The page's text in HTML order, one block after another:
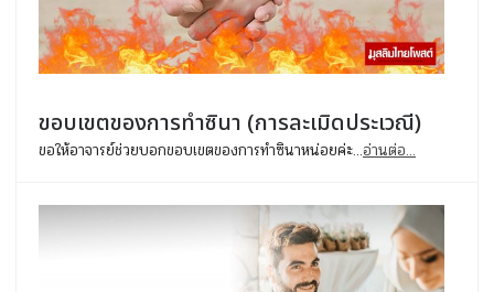
ขอบเขตของการทําซินา (การละเมิดประเวณี)
ขอให้อาจารย์ช่วยบอกขอบเขตของการทําซินาหน่อยค่ะ...อ่านต่อ...